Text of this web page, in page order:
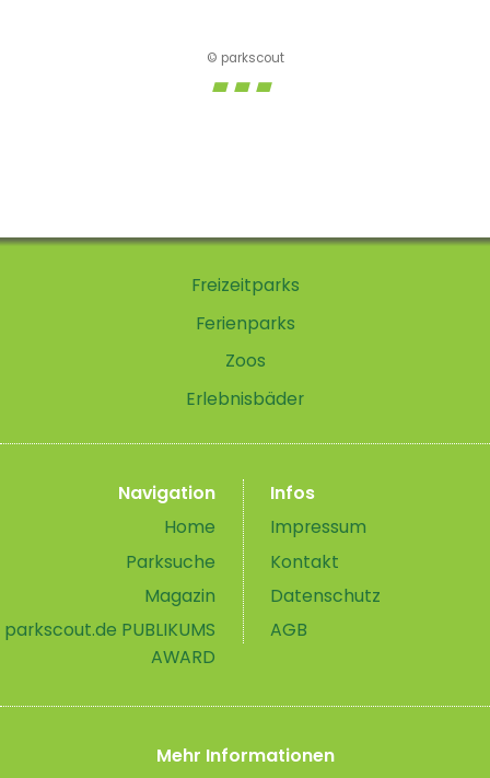
© parkscout
Freizeitparks
Ferienparks
Zoos
Erlebnisbäder
Navigation
Home
Parksuche
Magazin
parkscout.de PUBLIKUMS
AWARD
Infos
Impressum
Kontakt
Datenschutz
AGB
Mehr Informationen